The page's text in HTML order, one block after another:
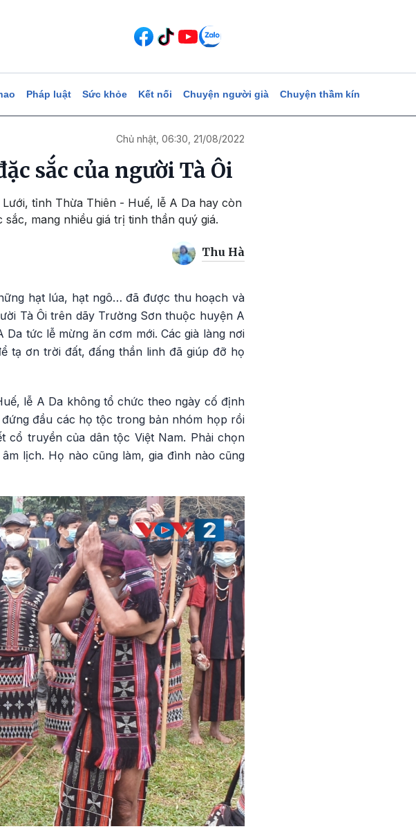
Pháp luật Sức khỏe Kết nối Chuyện người già Chuyện thầm kín
Chủ nhật, 06:30, 21/08/2022
sắc của người Tà Ôi
tỉnh Thừa Thiên - Huế, lễ A Da hay còn
mang nhiều giá trị tinh thần quý giá.
Thu Hà
hạt lúa, hạt ngô… đã được thu hoạch và
Tà Ôi trên dãy Trường Sơn thuộc huyện A
tức lễ mừng ăn cơm mới. Các già làng nơi
tạ ơn trời đất, đấng thần linh đã giúp đỡ họ
lễ A Da không tổ chức theo ngày cố định
đầu các họ tộc trong bản nhóm họp rồi
cổ truyền của dân tộc Việt Nam. Phải chọn
lịch. Họ nào cũng làm, gia đình nào cũng